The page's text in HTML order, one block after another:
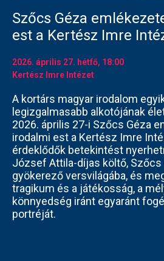
Szőcs Géza
est a Kertész Imre
2026. április 27. hétfő, 18:00
Kertész Imre Intézet
A kortárs magyar irodalom
legizgalmasabb alkotójának
2026. április 27-i Szőcs Géza
irodalmi est a Kertész Imre
érdeklődők betekintést
József Attila-díjas költő, Szőcs
gyökerező versvilágába, és
tragikum és a játékosság, a
könnyedség iránt egyaránt
portréját.